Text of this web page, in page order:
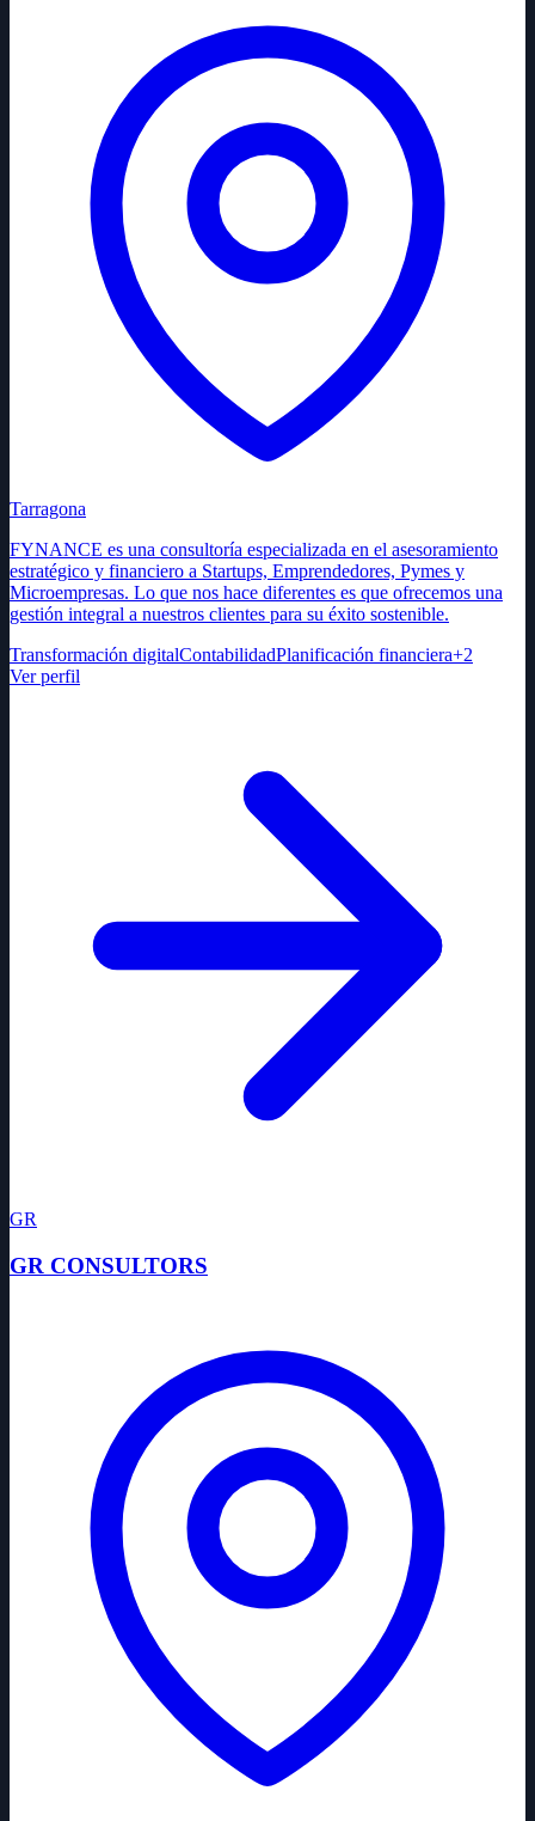
Tarragona
FYNANCE es una consultoría especializada en el asesoramiento
estratégico y financiero a Startups, Emprendedores, Pymes y
Microempresas. Lo que nos hace diferentes es que ofrecemos una
gestión integral a nuestros clientes para su éxito sostenible.
Transformación digitalContabilidadPlanificación financiera+2
Ver perfil
GR
GR CONSULTORS